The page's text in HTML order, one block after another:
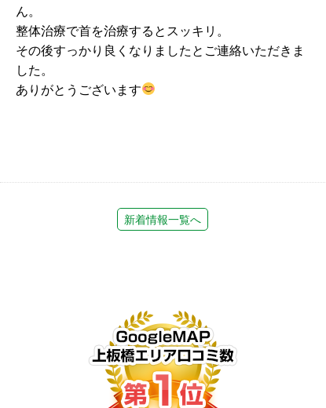
ん。
整体治療で首を治療するとスッキリ。
その後すっかり良くなりましたとご連絡いただきま
した。
ありがとうございます
新着情報一覧へ